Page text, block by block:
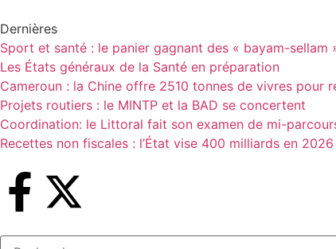
Dernières
Sport et santé : le panier gagnant des « bayam-sellam
Les États généraux de la Santé en préparation
Cameroun : la Chine offre 2510 tonnes de vivres pour
Projets routiers : le MINTP et la BAD se concertent
Coordination: le Littoral fait son examen de mi-
Recettes non fiscales : l’État vise 400 milliards en 2026